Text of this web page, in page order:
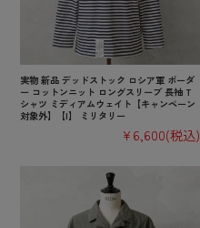
実物 新品 デッドストック ロシア軍 ボーダ
ー コットンニット ロングスリーブ 長袖 T
シャツ ミディアムウェイト【キャンペーン
対象外】【I】 ミリタリー
¥6,600(税込)